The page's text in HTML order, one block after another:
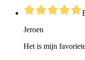
Jeroen
Het is mijn